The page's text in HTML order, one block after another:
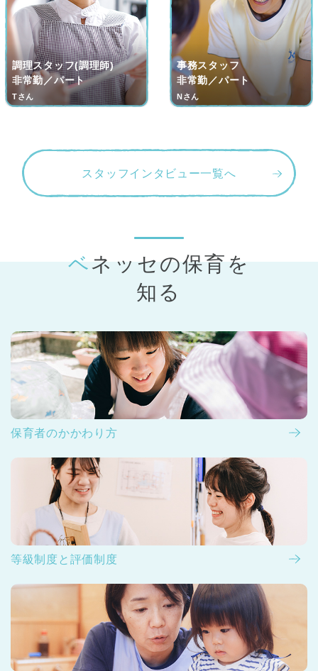
調理スタッフ(調理師)
非常勤／パート
Tさん
事務スタッフ
非常勤／パート
Nさん
スタッフインタビュー一覧へ
ベネッセの保育を
知る
保育者のかかわり方
等級制度と評価制度